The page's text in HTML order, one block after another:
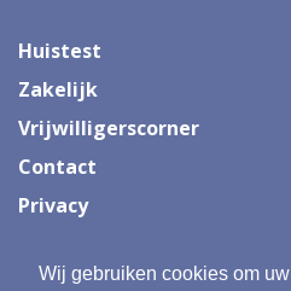
Wij gebruiken cookies om uw
Huistest
Zakelijk
Vrijwilligerscorner
Contact
Privacy
Onderdeel van: